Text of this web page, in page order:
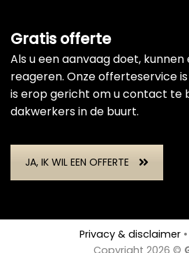
Gratis offerte
Als u een aanvaag doet,
reageren. Onze offerteservice
is erop gericht om u contact te
dakwerkers in de buurt.
JA, IK WIL EEN OFFERTE
Privacy & disclaimer •
Copyright 2026 ©